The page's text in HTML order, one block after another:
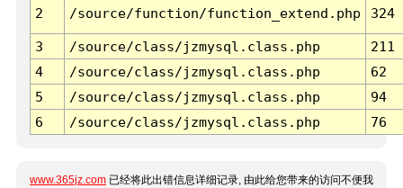
2 /source/function/function_extend.php 324
3 /source/class/jzmysql.class.php
211
4
/source/class/jzmysql.class.php
62
5
/source/class/jzmysql.class.php
94
6
/source/class/jzmysql.class.php 76
www.365jz.com 已经将此出错信息详细记录, 由此给您带来的访问不便我